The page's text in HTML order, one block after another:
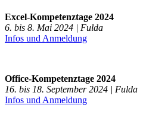
Excel-Kompetenztage 2024
6. bis 8. Mai 2024 | Fulda
Infos und Anmeldung
Office-Kompetenztage 2024
16. bis 18. September 2024 | Fulda
Infos und Anmeldung